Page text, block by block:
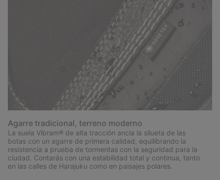
Agarre tradicional, terreno moderno
La suela Vibram® de alta tracción ancla la silueta de las
botas con un agarre de primera calidad, equilibrando la
resistencia a prueba de tormentas con la seguridad para la
ciudad. Contarás con una estabilidad total y continua, tanto
en las calles de Harajuku como en paisajes polares.